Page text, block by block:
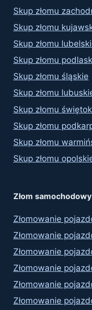
Skup złomu
Skup złomu
Skup złomu
Skup złomu
Skup złomu śląskie
Skup złomu
Skup złomu
Skup złomu
Skup złomu
Skup złomu
Złom
Złomowanie
Złomowanie
Złomowanie
Złomowanie
Złomowanie
Złomowanie